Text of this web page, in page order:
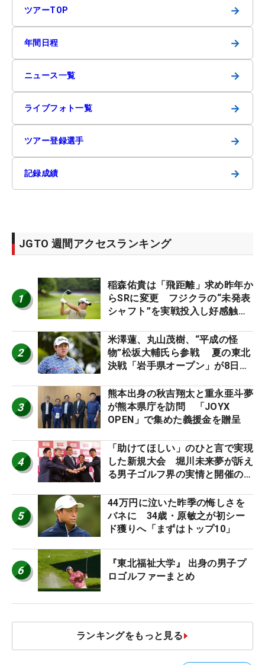
ツアーTOP →
年間日程 →
ニュース一覧 →
ライブフォト一覧 →
ツアー登録選手 →
記録成績 →
JGTO 週間アクセスランキング
1
稲森佑貴は「飛距離」求め昨年か
らSRに変更 フジクラの“未発表
シャフト”を実戦投入し好感触
ーのヒトネタ！】
2
米澤蓮、丸山茂樹、“平成の怪
物”松坂大輔氏ら参戦 夏の東北
決戦「岩手県オープン」が8日開
3
熊本出身の秋吉翔太と重永亜斗夢
が熊本県庁を訪問 「JOYX
OPEN」で集めた義援金を贈呈
4
「助けてほしい」のひと言で実現
した新規大会 堀川未来夢が訴え
る男子ゴルフ界の実情と開催の舞
5
44万円に泣いた昨季の悔しさを
バネに 34歳・原敏之が初シー
ド獲りへ「まずはトップ10」
6
『東北福祉大学』 出身の男子プ
ロゴルファーまとめ
ランキングをもっと見る